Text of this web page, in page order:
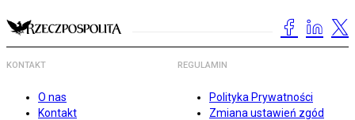
KONTAKT
O nas
Kontakt
REGULAMIN
Polityka Prywatności
Zmiana ustawień zgód